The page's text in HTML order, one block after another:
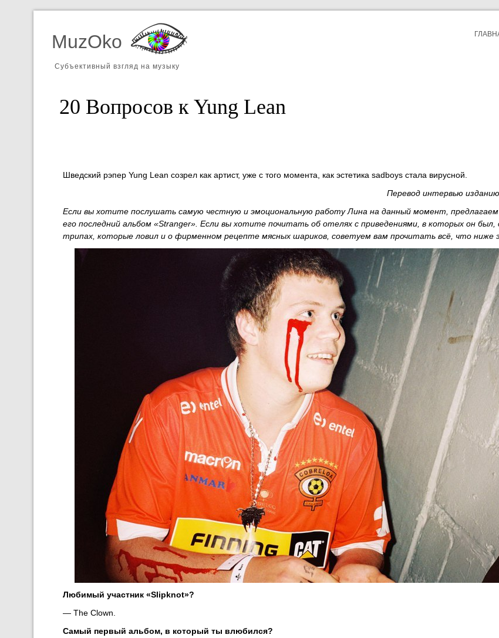
MuzOko
Субъективный взгляд на музыку
20 Вопросов к Yung Lean
Шведский рэпер Yung Lean созрел как артист, уже с того момента, как эстетика sadboys стала вирусной.
Перевод интервью
Если вы хотите послушать самую честную и эмоциональную работу Лина на данный момент,
его последний альбом «Stranger». Если вы хотите почитать об отелях с приведениями, в которых он был,
трипах, которые ловил и о фирменном рецепте мясных шариков, советуем вам прочитать всё, что ниже
Любимый участник «Slipknot»?
— The Clown.
Самый первый альбом, в который ты влюбился?